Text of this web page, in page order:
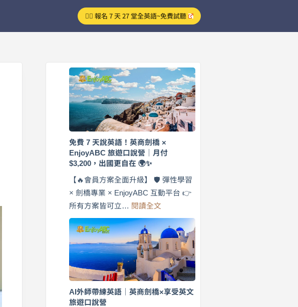
👉🏻 報名 7 天 27 堂全英語~免費試聽
免費 7 天說英語！英商劍橋 ×
EnjoyABC 旅遊口說營｜月付
$3,200，出國更自在 🌍✨
【🔥會員方案全面升級】 🛡️ 彈性學習
× 劍橋專業 × EnjoyABC 互動平台 👉
所有方案皆可立… 閱讀全文
費
7
天
說
英
語！
商
AI外師帶練英語｜英商劍橋×享受英文
旅遊口說營